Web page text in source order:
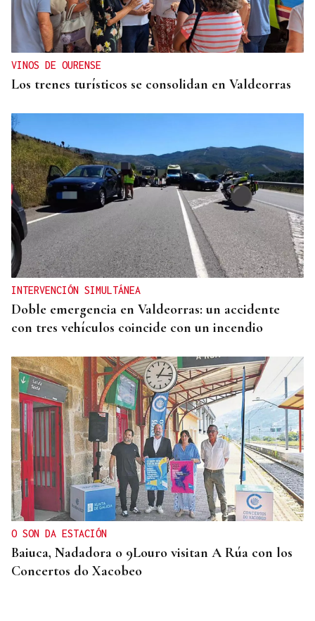
VINOS DE OURENSE
Los trenes turísticos se consolidan en Valdeorras
INTERVENCIÓN SIMULTÁNEA
Doble emergencia en Valdeorras: un accidente
con tres vehículos coincide con un incendio
O SON DA ESTACIÓN
Baiuca, Nadadora o 9Louro visitan A Rúa con los
Concertos do Xacobeo